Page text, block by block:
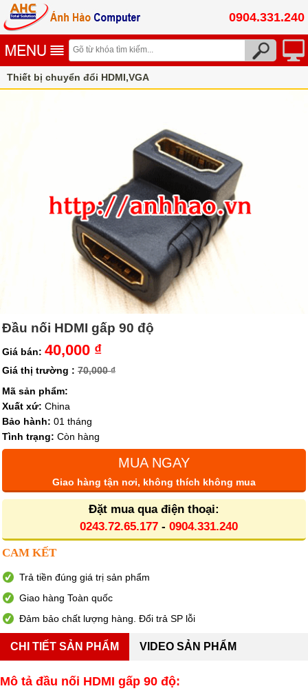
0904.331.240
Thiết bị chuyển đổi HDMI,VGA
Đầu nối HDMI gấp 90 độ
Giá bán: 40,000 ₫
Giá thị trường : 70,000 ₫
Mã sản phẩm:
Xuất xứ: China
Bảo hành: 01 tháng
Tình trạng: Còn hàng
MUA NGAY
Giao hàng tận nơi, không thích không mua
Đặt mua qua điện thoại:
0243.72.65.177- 0904.331.240
CAM KẾT
Trả tiền đúng giá trị sản phẩm
Giao hàng Toàn quốc
Đảm bảo chất lượng hàng. Đổi trả SP lỗi
CHI TIẾT SẢN PHẨM VIDEO SẢN PHẨM
Mô tả đầu nối HDMI gấp 90 độ: